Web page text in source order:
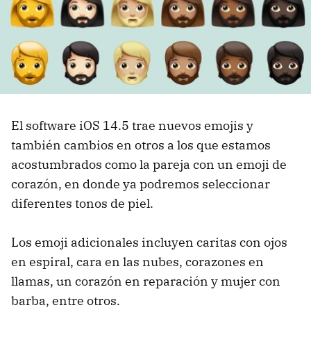
El software iOS 14.5 trae nuevos emojis y
también cambios en otros a los que estamos
acostumbrados como la pareja con un emoji de
corazón, en donde ya podremos seleccionar
diferentes tonos de piel.
Los emoji adicionales incluyen caritas con ojos
en espiral, cara en las nubes, corazones en
llamas, un corazón en reparación y mujer con
barba, entre otros.